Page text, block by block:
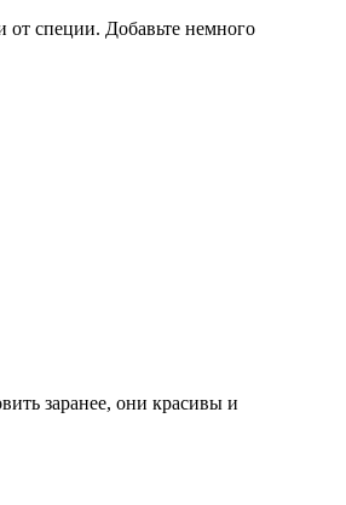
специи. Добавьте немного
заранее, они красивы и